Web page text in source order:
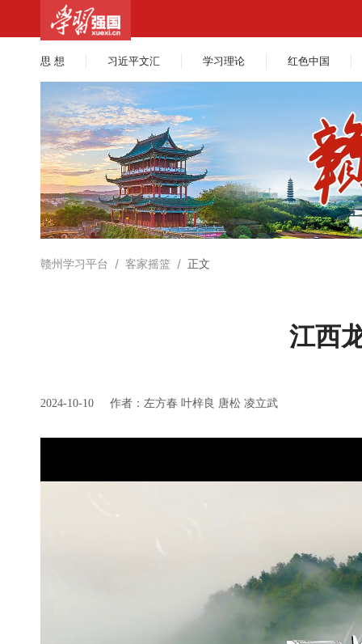
思 想 习近平文汇 学习理论 红色中国
赣州学习平台 / 客家摇篮 / 正文
江西
2024-10-10 作者：左方春 叶梓良 唐松 凌立武